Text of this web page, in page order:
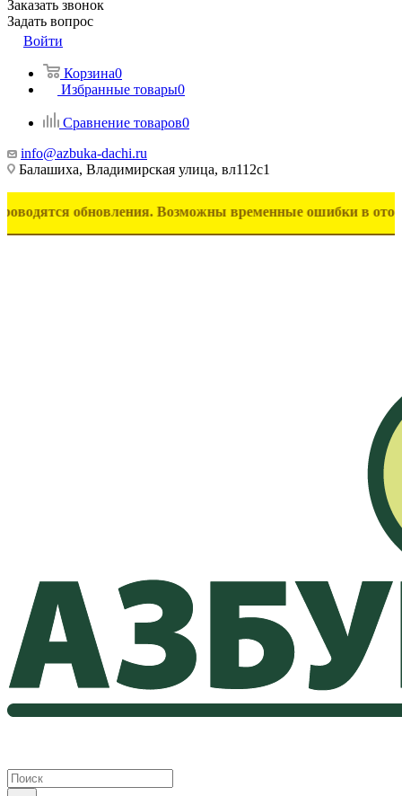
Заказать звонок
Задать вопрос
Войти
Корзина0
Избранные товары0
Сравнение товаров0
info@azbuka-dachi.ru
Балашиха, Владимирская улица, вл112с1
обновления. Возможны временные ошибки в